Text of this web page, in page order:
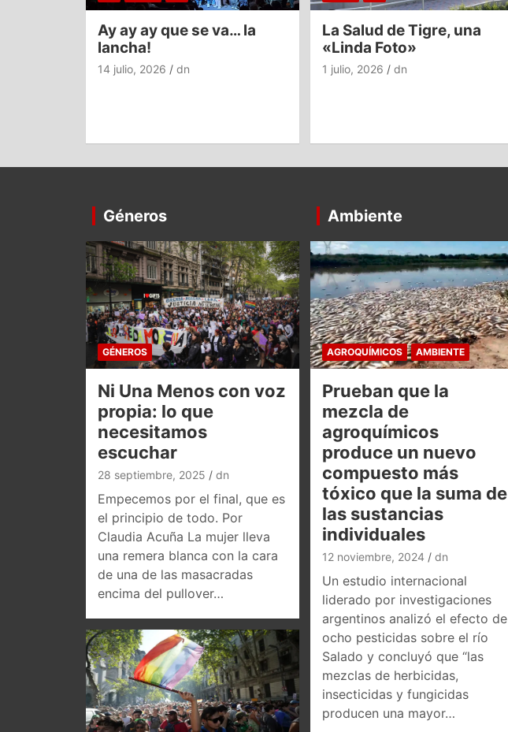
Ay ay ay que se va… la
lancha!
14 julio, 2026 dn
La Salud de Tigre, una
«Linda Foto»
1 julio, 2026 dn
Géneros
GÉNEROS
Ni Una Menos con voz
propia: lo que
necesitamos
escuchar
28 septiembre, 2025 dn
Empecemos por el final, que es
el principio de todo. Por
Claudia Acuña La mujer lleva
una remera blanca con la cara
de una de las masacradas
encima del pullover…
Ambiente
AGROQUÍMICOS AMBIENTE
Prueban que la
mezcla de
agroquímicos
produce un nuevo
compuesto más
tóxico que la suma de
las sustancias
individuales
12 noviembre, 2024 dn
Un estudio internacional
liderado por investigaciones
argentinos analizó el efecto de
ocho pesticidas sobre el río
Salado y concluyó que “las
mezclas de herbicidas,
insecticidas y fungicidas
producen una mayor…